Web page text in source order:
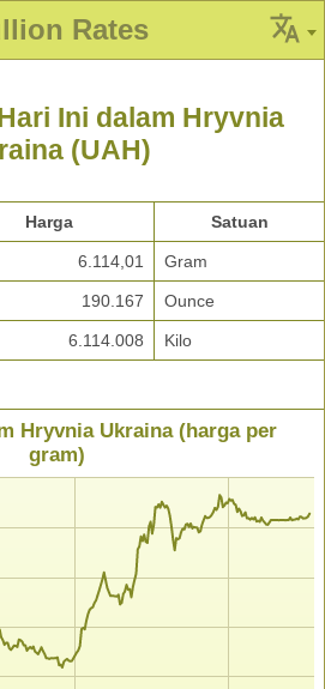
Rates
Ini dalam Hryvnia
(UAH)
Harga Satuan
6.114,01 Gram
190.167 Ounce
6.114.008 Kilo
Hryvnia Ukraina (harga per
gram)